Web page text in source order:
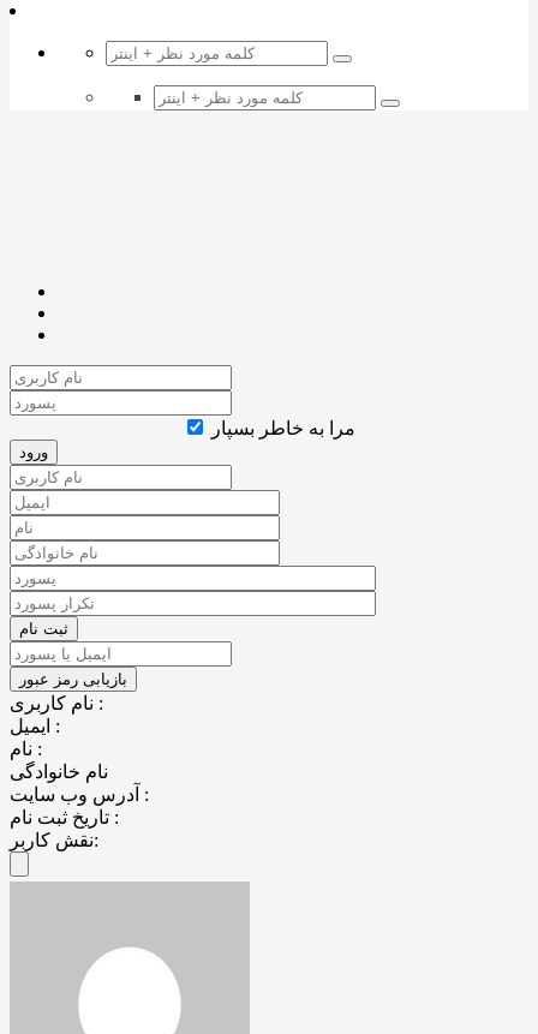
مرا به خاطر بسپار
نام کاربری :
ایمیل :
نام :
نام خانوادگی
آدرس وب سایت :
تاریخ ثبت نام :
نقش کاربر: